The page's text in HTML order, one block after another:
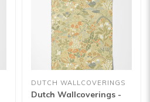
DUTCH WALLCOVERINGS
Dutch Wallcoverings -